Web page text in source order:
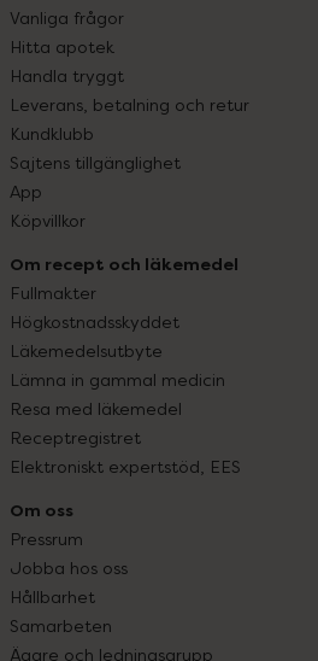
Vanliga frågor
Hitta apotek
Handla tryggt
Leverans, betalning och retur
Kundklubb
Sajtens tillgänglighet
App
Köpvillkor
Om recept och läkemedel
Fullmakter
Högkostnadsskyddet
Läkemedelsutbyte
Lämna in gammal medicin
Resa med läkemedel
Receptregistret
Elektroniskt expertstöd, EES
Om oss
Pressrum
Jobba hos oss
Hållbarhet
Samarbeten
Ägare och ledningsgrupp